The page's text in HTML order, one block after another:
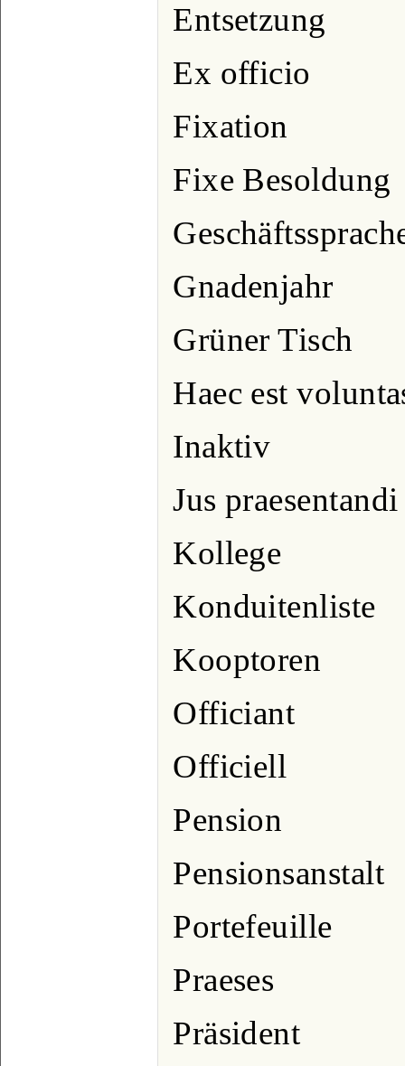
Entsetzung
Ex officio
Fixation
Fixe Besoldung
Gnadenjahr
Grüner Tisch
Haec est
Inaktiv
Jus praesentandi
Kollege
Konduitenliste
Kooptoren
Officiant
Officiell
Pension
Pensionsanstalt
Portefeuille
Praeses
Präsident